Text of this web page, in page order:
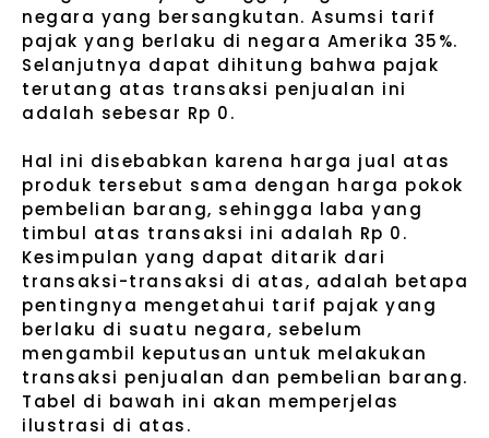
negara yang bersangkutan. Asumsi tarif
pajak yang berlaku di negara Amerika 35%.
Selanjutnya dapat dihitung bahwa pajak
terutang atas transaksi penjualan ini
adalah sebesar Rp 0.
Hal ini disebabkan karena harga jual atas
produk tersebut sama dengan harga pokok
pembelian barang, sehingga laba yang
timbul atas transaksi ini adalah Rp 0.
Kesimpulan yang dapat ditarik dari
transaksi-transaksi di atas, adalah betapa
pentingnya mengetahui tarif pajak yang
berlaku di suatu negara, sebelum
mengambil keputusan untuk melakukan
transaksi penjualan dan pembelian barang.
Tabel di bawah ini akan memperjelas
ilustrasi di atas.